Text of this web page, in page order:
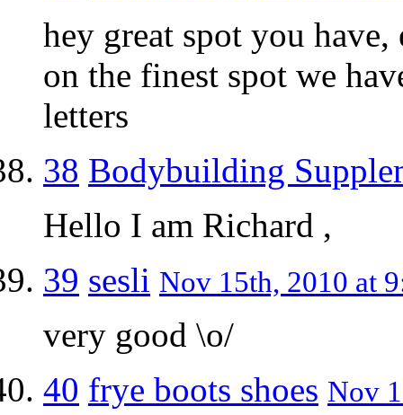
hey great spot you
on the finest spot we
letters
38 Bodybuilding
Hello I am Richard ,
39 sesli Nov 15th, 2010 at
very good \o/
40 frye boots shoes Nov